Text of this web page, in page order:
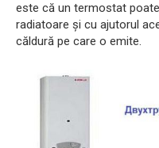
este că un termostat
radiatoare și cu ajutorul
căldură pe care o emite.